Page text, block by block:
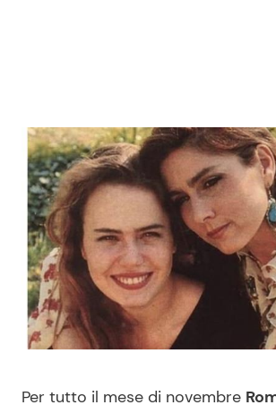
News Musica
News Spettacolo
Benessere
Casa
Moda e Style
Mondo Mamma Le
Per tutto il mese di novembre